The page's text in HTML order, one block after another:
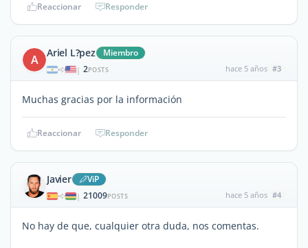
Reaccionar Responder
A Ariel L?pez Miembro
| 2POSTS hace 5 años #3
Muchas gracias por la información
Reaccionar Responder
Javier ViP
| 21009POSTS hace 5 años #4
No hay de que, cualquier otra duda, nos comentas.